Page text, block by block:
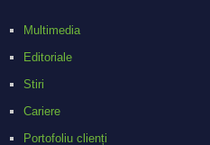
Multimedia
Editoriale
Stiri
Cariere
Portofoliu clienți